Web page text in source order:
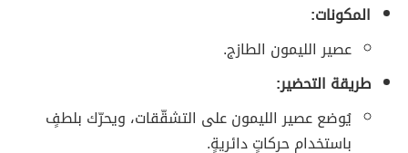
المكونات:
عصير الليمون الطازج.
طريقة التحضير:
يُوضع عصير الليمون على التشقّقات، ويحرّك بلطفٍ
باستخدام حركاتٍ دائريةٍ.